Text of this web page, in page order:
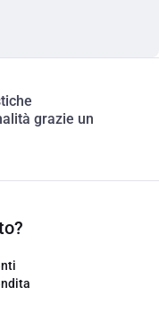
grazie un